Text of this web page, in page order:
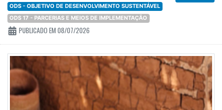
ODS - OBJETIVO DE DESENVOLVIMENTO SUSTENTÁVEL
ODS 17 - PARCERIAS E MEIOS DE IMPLEMENTAÇÃO
PUBLICADO EM 08/07/2026